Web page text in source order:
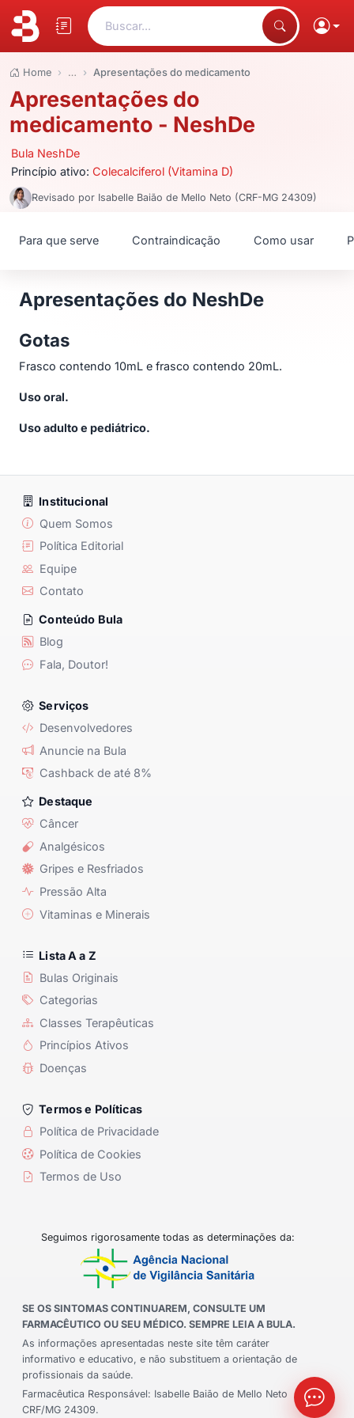
Buscar...
Home … Apresentações do medicamento
Apresentações do
medicamento - NeshDe
Bula NeshDe
Princípio ativo: Colecalciferol (Vitamina D)
Revisado por Isabelle Baião de Mello Neto (CRF-MG 24309)
Para que serve Contraindicação Como usar
Apresentações do NeshDe
Gotas
Frasco contendo 10mL e frasco contendo 20mL.
Uso oral.
Uso adulto e pediátrico.
Institucional
Quem Somos
Política Editorial
Equipe
Contato
Conteúdo Bula
Blog
Fala, Doutor!
Serviços
Desenvolvedores
Anuncie na Bula
Cashback de até 8%
Destaque
Câncer
Analgésicos
Gripes e Resfriados
Pressão Alta
Vitaminas e Minerais
Lista A a Z
Bulas Originais
Categorias
Classes Terapêuticas
Princípios Ativos
Doenças
Termos e Políticas
Política de Privacidade
Política de Cookies
Termos de Uso
Seguimos rigorosamente todas as determinações da:
SE OS SINTOMAS CONTINUAREM, CONSULTE UM
FARMACÊUTICO OU SEU MÉDICO. SEMPRE LEIA A BULA.
As informações apresentadas neste site têm caráter
informativo e educativo, e não substituem a orientação de
profissionais da saúde.
Farmacêutica Responsável: Isabelle Baião de Mello Neto
CRF/MG 24309.